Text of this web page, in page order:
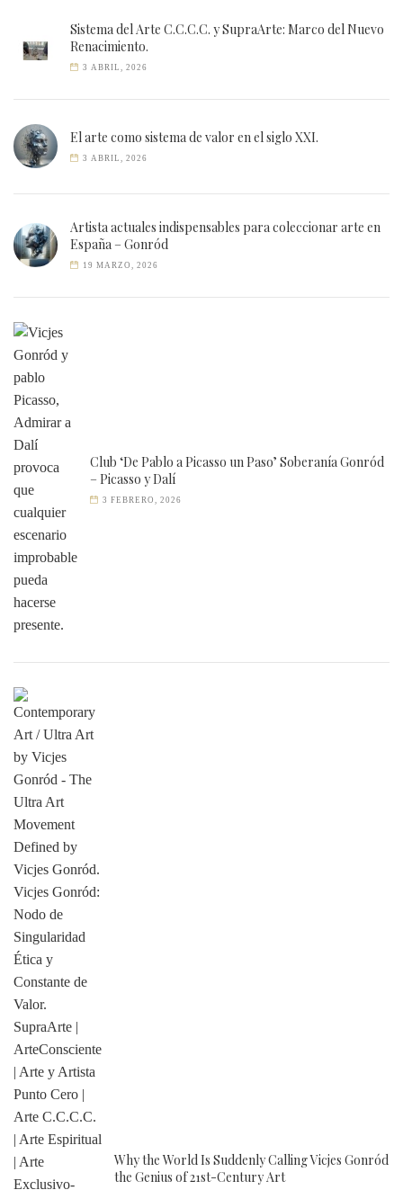
Sistema del Arte C.C.C.C. y SupraArte: Marco del Nuevo
Renacimiento.
3 ABRIL, 2026
El arte como sistema de valor en el siglo XXI.
3 ABRIL, 2026
Artista actuales indispensables para coleccionar arte en
España – Gonród
19 MARZO, 2026
Club ‘De Pablo a Picasso un Paso’ Soberanía Gonród
– Picasso y Dalí
3 FEBRERO, 2026
Why the World Is Suddenly Calling Vicjes Gonród
the Genius of 21st-Century Art